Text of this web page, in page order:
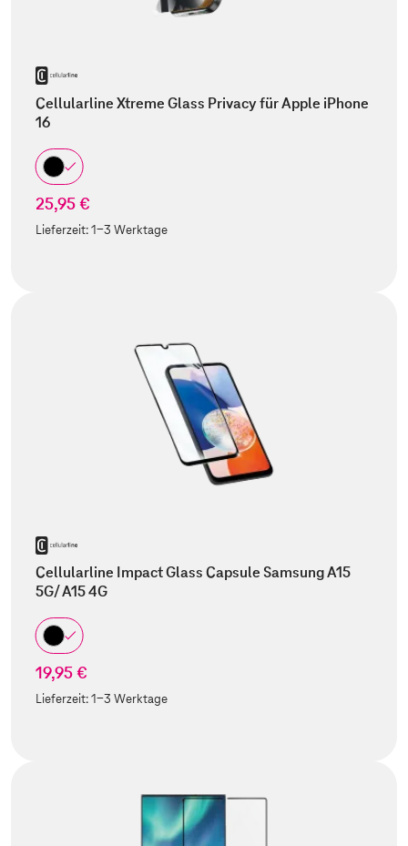
Cellularline Xtreme Glass Privacy für Apple iPhone
16
25,95 €
Lieferzeit:1-3 Werktage
Cellularline Impact Glass Capsule Samsung A15
5G/ A15 4G
19,95 €
Lieferzeit:1-3 Werktage